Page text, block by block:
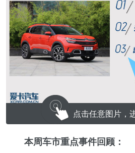
点击任意图片，
本周车市重点事件回顾：